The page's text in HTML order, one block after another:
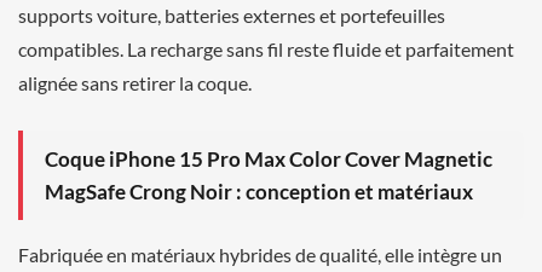
supports voiture, batteries externes et portefeuilles
compatibles. La recharge sans fil reste fluide et parfaitement
alignée sans retirer la coque.
Coque iPhone 15 Pro Max Color Cover Magnetic
MagSafe Crong Noir : conception et matériaux
Fabriquée en matériaux hybrides de qualité, elle intègre un